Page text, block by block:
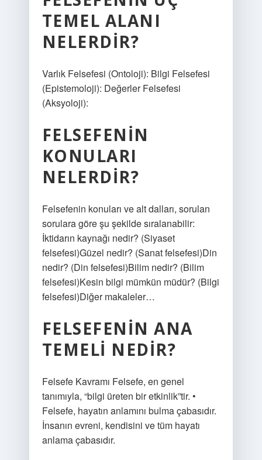
TEMEL ALANI
NELERDIR?
Varlık Felsefesi (Ontoloji): Bilgi Felsefesi
(Epistemoloji): Değerler Felsefesi
(Aksyoloji):
FELSEFENIN
KONULARI
NELERDIR?
Felsefenin konuları ve alt dalları, sorulan
sorulara göre şu şekilde sıralanabilir:
İktidarın kaynağı nedir? (Siyaset
felsefesi)Güzel nedir? (Sanat felsefesi)Din
nedir? (Din felsefesi)Bilim nedir? (Bilim
felsefesi)Kesin bilgi mümkün müdür? (Bilgi
felsefesi)Diğer makaleler…
FELSEFENIN ANA
TEMELI NEDIR?
Felsefe Kavramı Felsefe, en genel
tanımıyla, “bilgi üreten bir etkinlik”tir. •
Felsefe, hayatın anlamını bulma çabasıdır.
İnsanın evreni, kendisini ve tüm hayatı
anlama çabasıdır.